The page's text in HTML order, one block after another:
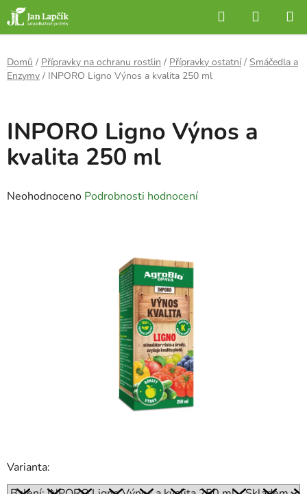
Přejít
na
obsah
Hledat
KOŠÍK
Domů / Přípravky na ochranu rostlin / Přípravky ostatní / Smáčedla a
Enzymy / INPORO Ligno Výnos a kvalita 250 ml
Varianta:
INPORO Ligno Výnos a
kvalita 250 ml
Průměrné
Neohodnoceno Podrobnosti hodnocení